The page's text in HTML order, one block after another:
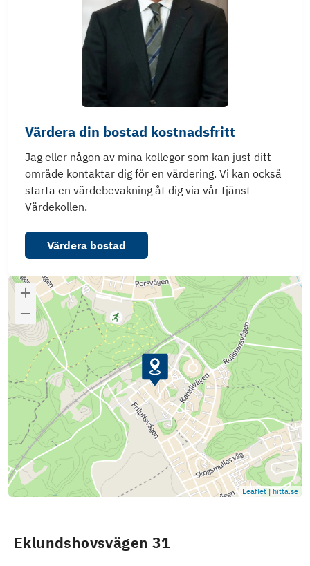
Värdera din bostad kostnadsfritt
Jag eller någon av mina kollegor som kan just ditt
område kontaktar dig för en värdering. Vi kan också
starta en värdebevakning åt dig via vår tjänst
Värdekollen.
Värdera bostad
Leaflet | hitta.se
Eklundshovsvägen 31